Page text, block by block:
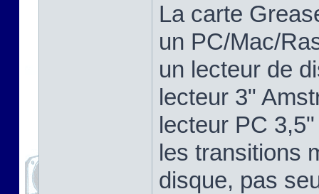
La carte
un PC/Mac/
un lecteur de
lecteur 3"
lecteur PC
les transitions
disque, pas